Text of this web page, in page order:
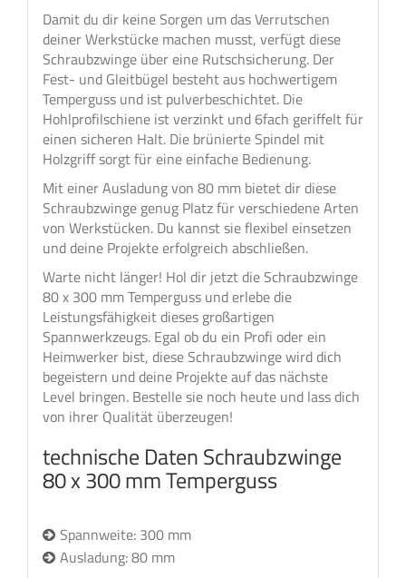
Damit du dir keine Sorgen um das Verrutschen
deiner Werkstücke machen musst, verfügt diese
Schraubzwinge über eine Rutschsicherung. Der
Fest- und Gleitbügel besteht aus hochwertigem
Temperguss und ist pulverbeschichtet. Die
Hohlprofilschiene ist verzinkt und 6fach geriffelt für
einen sicheren Halt. Die brünierte Spindel mit
Holzgriff sorgt für eine einfache Bedienung.
Mit einer Ausladung von 80 mm bietet dir diese
Schraubzwinge genug Platz für verschiedene Arten
von Werkstücken. Du kannst sie flexibel einsetzen
und deine Projekte erfolgreich abschließen.
Warte nicht länger! Hol dir jetzt die Schraubzwinge
80 x 300 mm Temperguss und erlebe die
Leistungsfähigkeit dieses großartigen
Spannwerkzeugs. Egal ob du ein Profi oder ein
Heimwerker bist, diese Schraubzwinge wird dich
begeistern und deine Projekte auf das nächste
Level bringen. Bestelle sie noch heute und lass dich
von ihrer Qualität überzeugen!
technische Daten Schraubzwinge
80 x 300 mm Temperguss
Spannweite: 300 mm
Ausladung: 80 mm